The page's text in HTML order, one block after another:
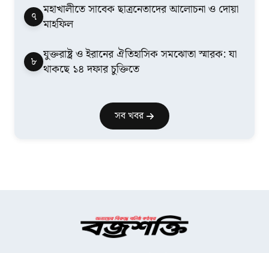
৭ মহাখালীতে সাবেক ছাত্রনেতাদের আলোচনা ও দোয়া
মাহফিল
৮ যুক্তরাষ্ট্র ও ইরানের ঐতিহাসিক সমঝোতা স্মারক: যা
থাকছে ১৪ দফার চুক্তিতে
সব খবর